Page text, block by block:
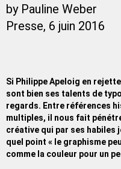
by Pauline Weber
Presse, 6 juin 2016
Si Philippe Apeloig en
sont bien ses talents de
regards. Entre références
multiples, il nous fait
créative qui par ses habiles
quel point « le graphisme
comme la couleur pour un